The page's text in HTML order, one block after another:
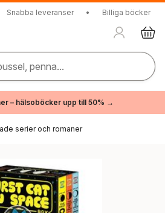
Snabba leveranser • Billiga böcker
penna...
– hälsoböcker upp till 50% →
serier och romaner